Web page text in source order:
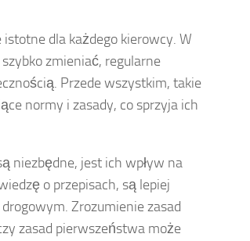
dla każdego kierowcy. W
zmieniać, regularne
Przede wszystkim, takie
normy i zasady, co sprzyja ich
niezbędne, jest ich wpływ na
o przepisach, są lepiej
Zrozumienie zasad
zasad pierwszeństwa może